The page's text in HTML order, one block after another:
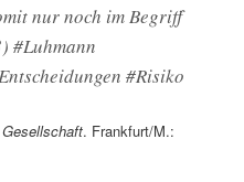
nur noch im Begriff
#Luhmann
#Risiko
. Frankfurt/M.: